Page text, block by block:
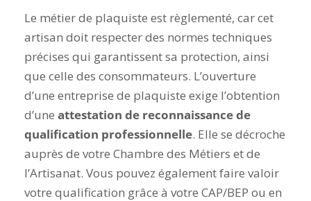
Le métier de plaquiste est règlementé, car cet
artisan doit respecter des normes techniques
précises qui garantissent sa protection, ainsi
que celle des consommateurs. L’ouverture
d’une entreprise de plaquiste exige l’obtention
d’une attestation de reconnaissance de
qualification professionnelle. Elle se décroche
auprès de votre Chambre des Métiers et de
l’Artisanat. Vous pouvez également faire valoir
votre qualification grâce à votre CAP/BEP ou en